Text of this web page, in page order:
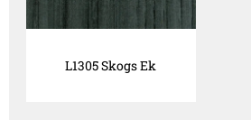
L1305 Skogs Ek